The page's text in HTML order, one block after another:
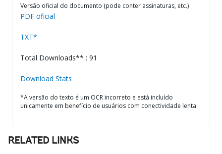
Versão oficial do documento (pode conter assinaturas, etc.)
PDF oficial
TXT*
Total Downloads** : 91
Download Stats
*A versão do texto é um OCR incorreto e está incluído
unicamente em benefício de usuários com conectividade lenta.
RELATED LINKS